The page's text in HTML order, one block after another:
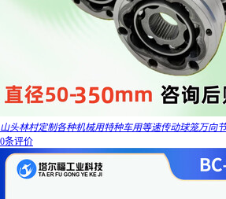
山头林村定制各种机械用特种车用等速传动球笼万向
0条评价